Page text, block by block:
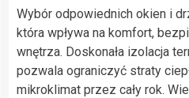
Wybór odpowiednich okien i
która wpływa na komfort,
wnętrza. Doskonała izolacja
pozwala ograniczyć straty
mikroklimat przez cały rok.